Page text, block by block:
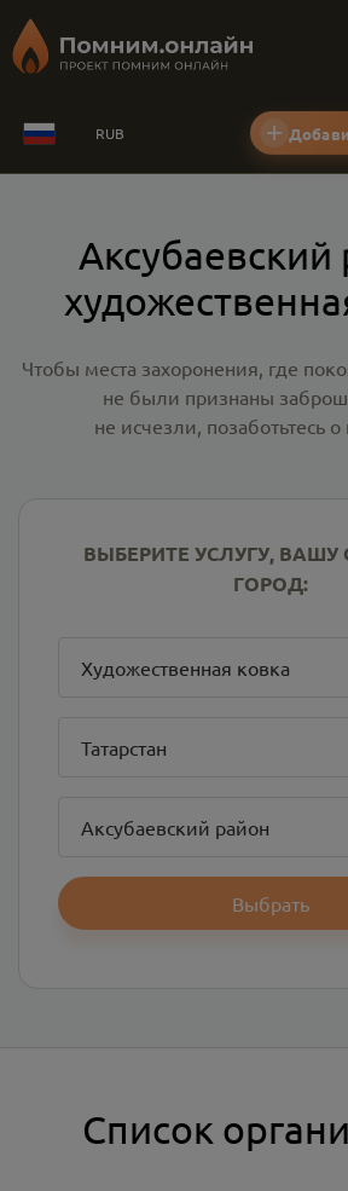
RUB
Аксубаевский
Чтобы места захоронения, где
не были признаны
не исчезли, позаботьтесь о
ВЫБЕРИТЕ УСЛУГУ, ВАШУ
ГОРОД:
Художественная ковка
Татарстан
Аксубаевский район
Выбрать
Список